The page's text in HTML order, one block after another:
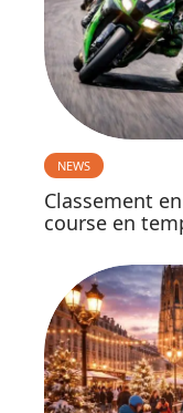
NEWS
Classement
course en